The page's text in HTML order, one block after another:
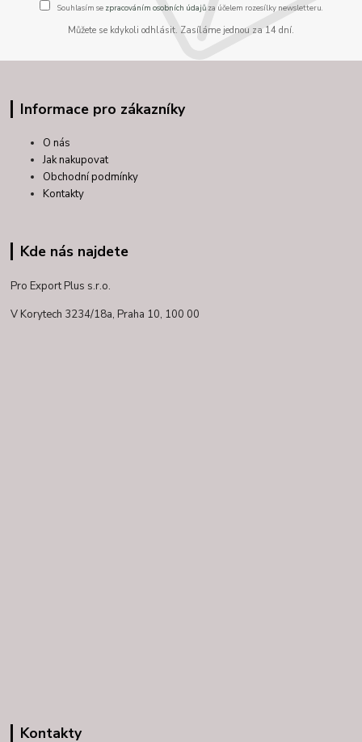
Souhlasím se zpracováním osobních údajůza účelem rozesílky newsletteru.
Můžete se kdykoli odhlásit. Zasíláme jednou za 14 dní.
Informace pro zákazníky
O nás
Jak nakupovat
Obchodní podmínky
Kontakty
Kde nás najdete
Pro Export Plus s.r.o.
V Korytech 3234/18a, Praha 10, 100 00
Kontakty